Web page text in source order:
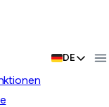
DE